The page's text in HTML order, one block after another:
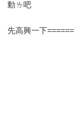
動ㄌ吧
先高興一下======